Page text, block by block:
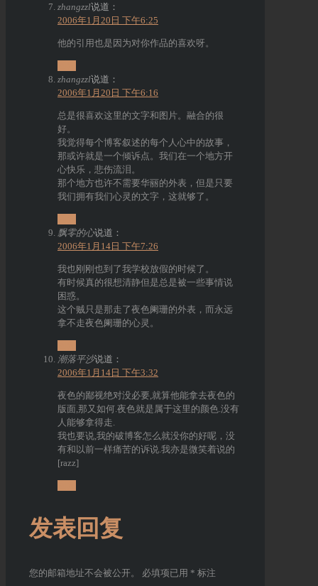
zhangzzl说道：
2006年1月20日 下午6:25
他的引用也是因为对你作品的喜欢呀。
zhangzzl说道：
2006年1月20日 下午6:16
总是很喜欢这里的文字和图片。融合的很
好。
我觉得每个博客叙述的每个人心中的故事，
那或许就是一个倾诉点。我们在一个地方开
心快乐，悲伤流泪。
那个地方也许不需要华丽的外表，但是只要
我们拥有我们心灵的文字，这就够了。
飘零的心说道：
2006年1月14日 下午7:26
我也刚刚也到了我学校放假的时候了。
有时候真的很想清静但是总是被一些事情说
困惑。
这个贼只是那走了夜色阑珊的外表，而永远
拿不走夜色阑珊的心灵。
潮落平沙说道：
2006年1月14日 下午3:32
夜色的鄙视绝对没必要,就算他能拿去夜色的
版面,那又如何.夜色就是属于这里的颜色.没有
人能够拿得走.
我也要说,我的破博客怎么就没你的好呢，没
有和以前一样痛苦的诉说.我亦是微笑着说的
[razz]
发表回复
您的邮箱地址不会被公开。 必填项已用 * 标注